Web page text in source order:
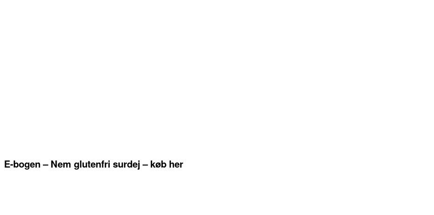
E-bogen – Nem glutenfri surdej – køb her